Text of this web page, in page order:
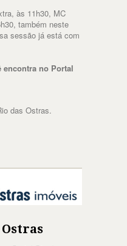
às 11h30, MC
também neste
sessão já está com
encontra no Portal
das Ostras.